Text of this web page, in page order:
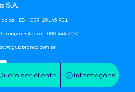
ser cliente Informações
S.A.
- ES - CEP: 29145-901
Estadual: 080.444.20-2